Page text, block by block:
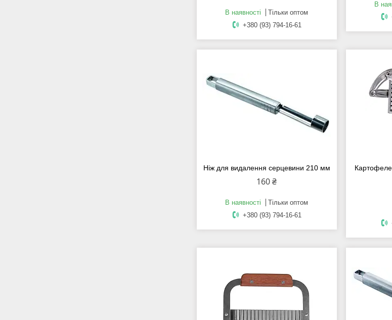
В наявності
Тільки оптом
+380 (93) 794-16-61
В
Ніж для видалення серцевини 210 мм
160 ₴
В наявності
Тільки оптом
+380 (93) 794-16-61